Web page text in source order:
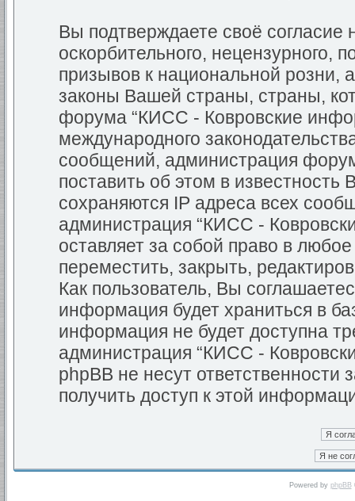
Вы подтверждаете своё
оскорбительного, нецензурного,
призывов к национальной
законы Вашей страны, страны,
форума “КИСС - Ковровские
международного
сообщений, администрация
поставить об этом в
сохраняются IP адреса всех
администрация “КИСС -
оставляет за собой право в
переместить, закрыть,
Как пользователь, Вы
информация будет храниться в
информация не будет доступна
администрация “КИСС -
phpBB не несут ответственности
получить доступ к этой
Powered by phpBB